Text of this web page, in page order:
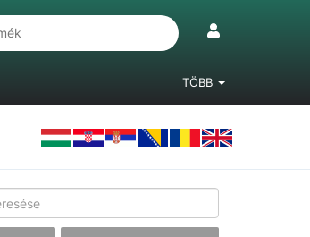
TÖBB